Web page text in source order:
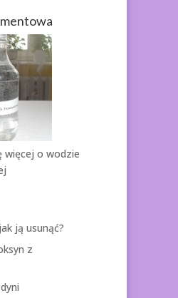
więcej o wodzie
ją usunąć?
z